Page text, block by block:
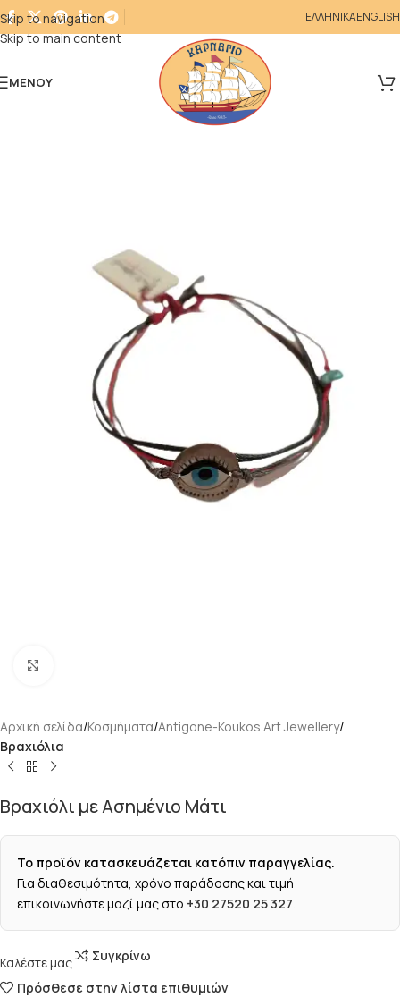
Skip to navigation
Skip to main content
ΕΛΛΗΝΙΚΑENGLISH
ΜΕΝΟΎ
Αρχική σελίδα Κοσμήματα Antigone-Koukos Art Jewellery
Βραχιόλια
Βραχιόλι με Ασημένιο Μάτι
Το προϊόν κατασκευάζεται κατόπιν παραγγελίας.
Για διαθεσιμότητα, χρόνο παράδοσης και τιμή
επικοινωνήστε μαζί μας στο +30 27520 25 327
Καλέστε μας
Συγκρίνω
Πρόσθεσε στην λίστα επιθυμιών